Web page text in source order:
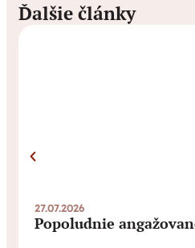
Ďalšie články
27.07.2026
Popoludnie